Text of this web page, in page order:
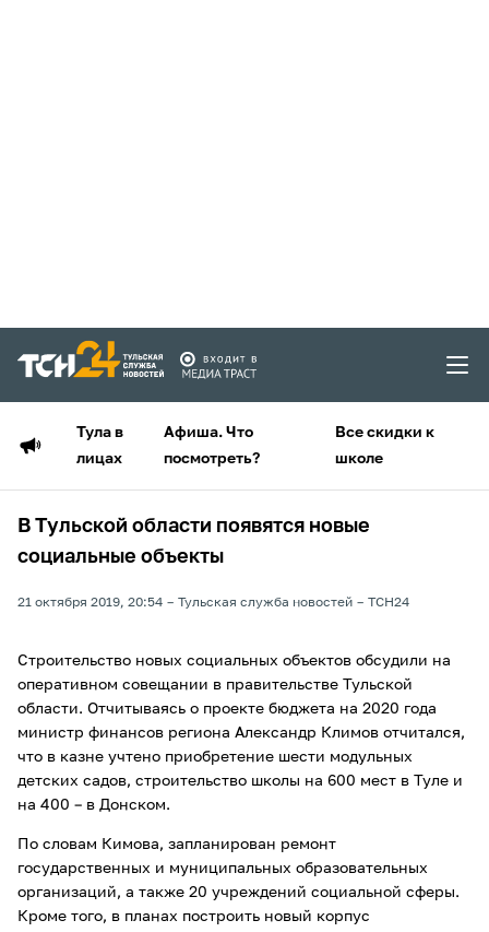
Тула в
лицах
Афиша. Что
посмотреть?
Все скидки к
школе
В Тульской области появятся новые
социальные объекты
21 октября 2019, 20:54 Тульская служба новостей ТСН24
Строительство новых социальных объектов обсудили на
оперативном совещании в правительстве Тульской
области. Отчитываясь о проекте бюджета на 2020 года
министр финансов региона Александр Климов отчитался,
что в казне учтено приобретение шести модульных
детских садов, строительство школы на 600 мест в Туле и
на 400 – в Донском.
По словам Кимова, запланирован ремонт
государственных и муниципальных образовательных
организаций, а также 20 учреждений социальной сферы.
Кроме того, в планах построить новый корпус